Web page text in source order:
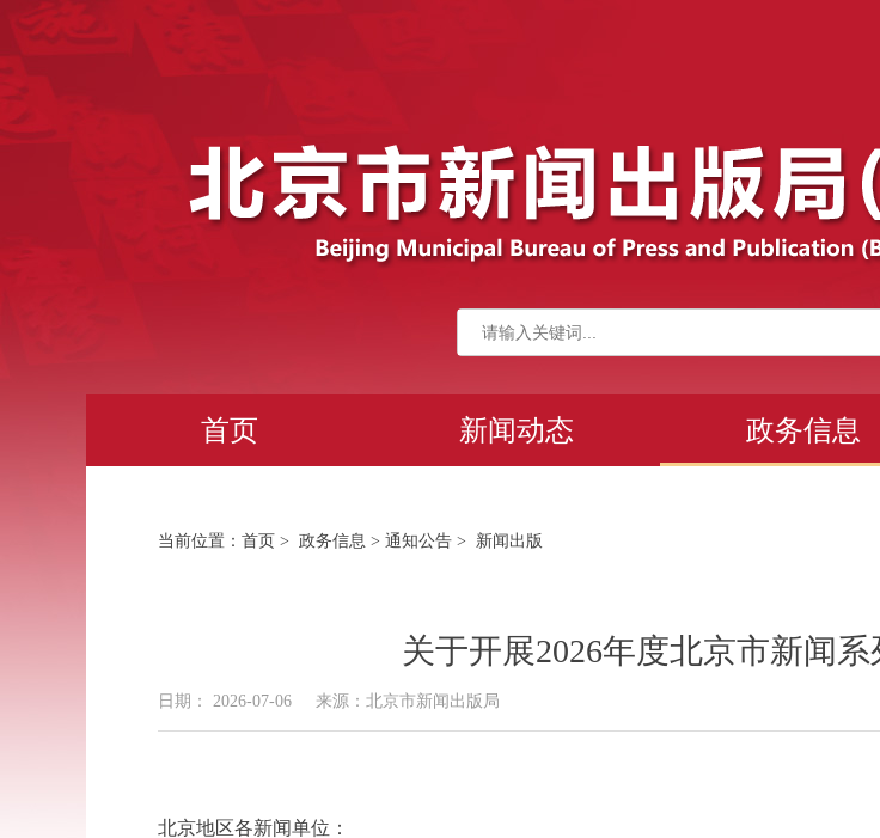
首页 新闻动态 政务信息
当前位置： 首页 > 政务信息 > 通知公告 > 新闻出版
关于开展2026年度北京市新闻
日期： 2026-07-06 来源：北京市新闻出版局
北京地区各新闻单位：